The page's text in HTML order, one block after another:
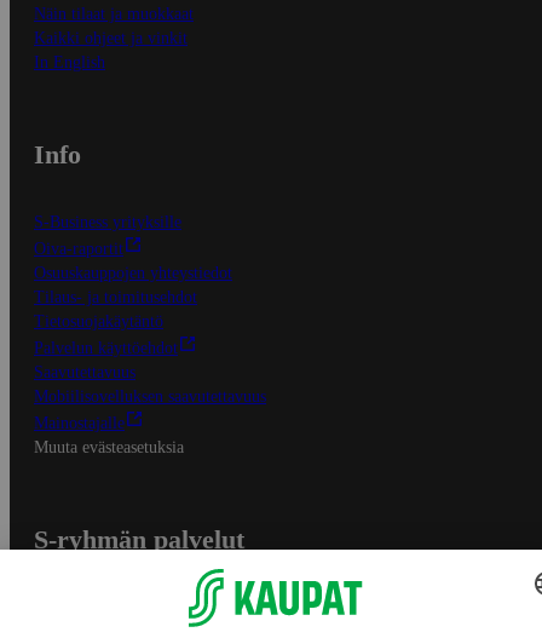
Näin tilaat ja muokkaat
Kaikki ohjeet ja vinkit
In English
Info
S-Business yrityksille
Oiva-raportit
Osuuskauppojen yhteystiedot
Tilaus- ja toimitusehdot
Tietosuojakäytäntö
Palvelun käyttöehdot
Saavutettavuus
Mobiilisovelluksen saavutettavuus
Mainostajalle
Muuta evästeasetuksia
S-ryhmän palvelut